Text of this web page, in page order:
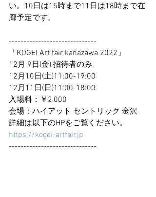
い。10日は15時まで11日は18時まで在
廊予定です。
------------------------------
「KOGEI Art fair kanazawa 2022」
12月 9日(金) 招待者のみ
12月10日(土)11:00-19:00
12月11日(日)11:00-18:00
入場料：￥2,000
会場：ハイアット セントリック 金沢
詳細は以下のHPをご覧ください。
https://kogei-artfair.jp
------------------------------